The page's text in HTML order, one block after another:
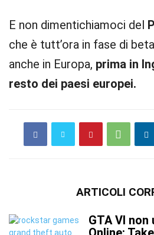
E non dimentichiamoci del
che è tutt’ora in fase di
anche in Europa, prima in
resto dei paesi europei.
ARTICOLI
GTA VI